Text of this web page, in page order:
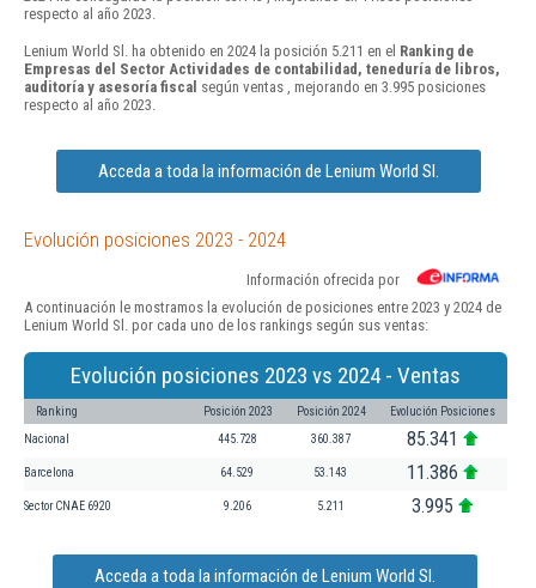
respecto al año 2023.
Lenium World Sl. ha obtenido en 2024 la posición 5.211 en el Ranking de
Empresas del Sector Actividades de contabilidad, teneduría de libros,
auditoría y asesoría fiscal según ventas , mejorando en 3.995 posiciones
respecto al año 2023.
Acceda a toda la información de Lenium World Sl.
Evolución posiciones 2023 - 2024
Información ofrecida por
A continuación le mostramos la evolución de posiciones entre 2023 y 2024 de
Lenium World Sl. por cada uno de los rankings según sus ventas:
Evolución posiciones 2023 vs 2024 - Ventas
Ranking Posición 2023 Posición 2024 Evolución Posiciones
Nacional 445.728 360.387 85.341
Barcelona 64.529 53.143 11.386
Sector CNAE 6920 9.206 5.211 3.995
Acceda a toda la información de Lenium World Sl.